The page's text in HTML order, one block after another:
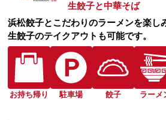
生餃子と中華そば
浜松餃子とこだわりのラーメンを楽し
生餃子のテイクアウトも可能です。
お持ち帰り 駐車場 餃子 ラーメ